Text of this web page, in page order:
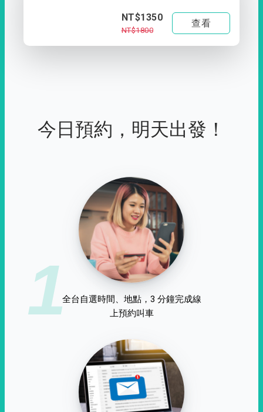
NT$1350
NT$1800
查看
今日預約，明天出發！
1全台自選時間、地點，3 分鐘完成線
上預約叫車